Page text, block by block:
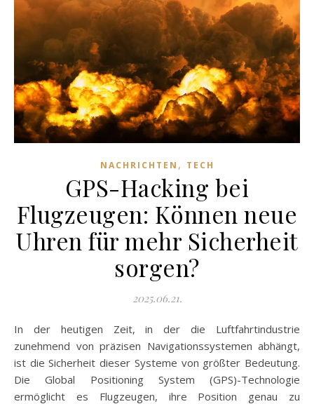
NACHRICHTEN , TECH
GPS-Hacking bei
Flugzeugen: Können neue
Uhren für mehr Sicherheit
sorgen?
2025.06.21.
In der heutigen Zeit, in der die Luftfahrtindustrie
zunehmend von präzisen Navigationssystemen abhängt,
ist die Sicherheit dieser Systeme von größter Bedeutung.
Die Global Positioning System (GPS)-Technologie
ermöglicht es Flugzeugen, ihre Position genau zu